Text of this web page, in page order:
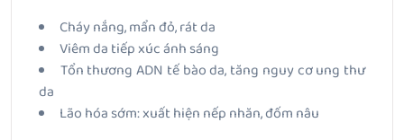
Cháy nắng, mẩn đỏ, rát da
Viêm da tiếp xúc ánh sáng
Tổn thương ADN tế bào da, tăng nguy cơ ung thư
da
Lão hóa sớm: xuất hiện nếp nhăn, đốm nâu